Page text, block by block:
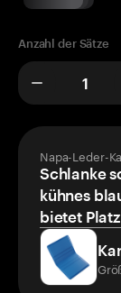
Anzahl der Sätze
Napa-Leder-
Schlanke
kühnes
bietet